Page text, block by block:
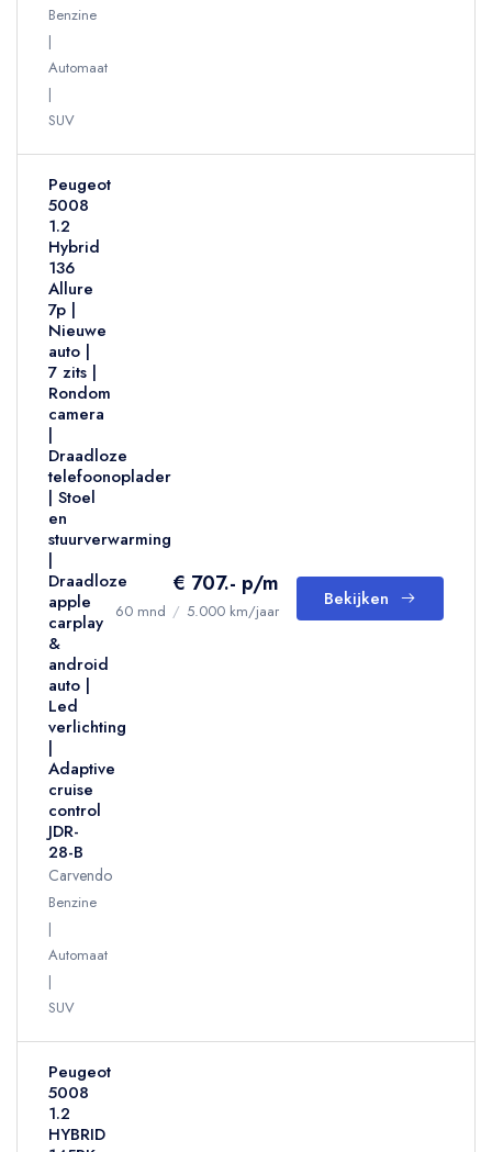
Benzine
Automaat
SUV
Peugeot
5008
1.2
Hybrid
136
Allure
7p |
Nieuwe
auto |
7 zits |
Rondom
camera
|
Draadloze
telefoonoplader
| Stoel
en
stuurverwarming
|
Draadloze
apple
carplay
&
android
auto |
Led
verlichting
|
Adaptive
cruise
control
JDR-
28-B
Carvendo
Benzine
Automaat
SUV
€ 707.- p/m
60 mnd / 5.000 km/jaar
Bekijken
Peugeot
5008
1.2
HYBRID